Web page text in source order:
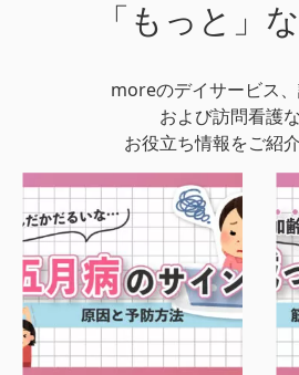
「もっと」
moreのデイサービス、
および訪問看護な
お役立ち情報をご紹介